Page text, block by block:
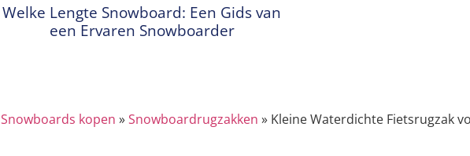
Welke Lengte Snowboard: Een Gids van
een Ervaren Snowboarder
Snowboards kopen »Snowboardrugzakken » Kleine Waterdichte Fietsrugzak